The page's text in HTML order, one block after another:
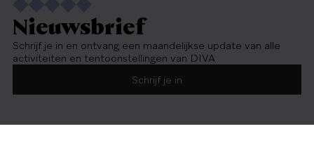
Nieuwsbrief
Schrijf je in en ontvang een maandelijkse update van alle
activiteiten en tentoonstellingen van DIVA
Schrijf je in